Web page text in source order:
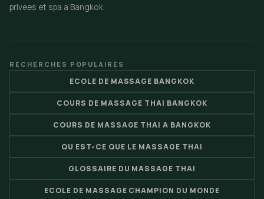
privees et spa a Bangkok.
RECHERCHES POPULAIRES
ECOLE DE MASSAGE BANGKOK
COURS DE MASSAGE THAI BANGKOK
COURS DE MASSAGE THAI A BANGKOK
QU EST-CE QUE LE MASSAGE THAI
GLOSSAIRE DU MASSAGE THAI
ECOLE DE MASSAGE CHAMPION DU MONDE